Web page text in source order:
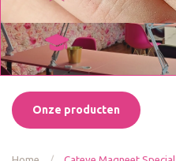
Onze producten